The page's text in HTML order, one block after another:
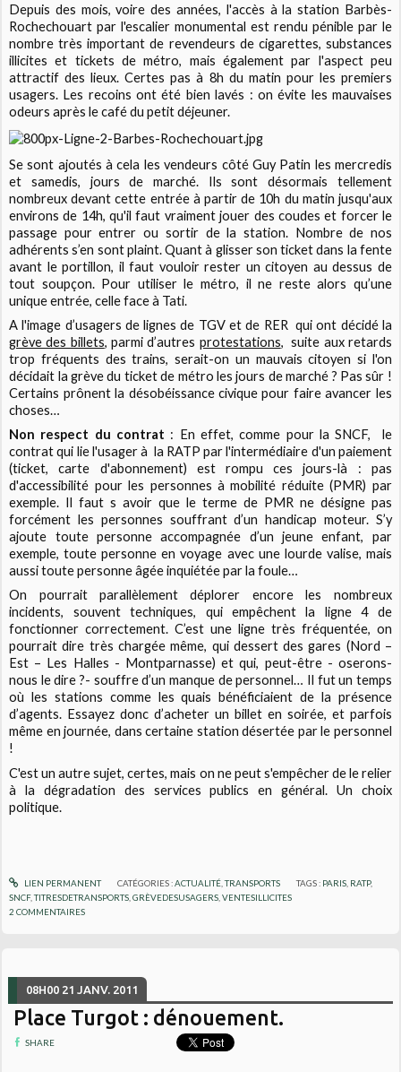
Depuis des mois, voire des années, l'accès à la station Barbès-
Rochechouart par l'escalier monumental est rendu pénible par le
nombre très important de revendeurs de cigarettes, substances
illicites et tickets de métro, mais également par l'aspect peu
attractif des lieux. Certes pas à 8h du matin pour les premiers
usagers. Les recoins ont été bien lavés : on évite les mauvaises
odeurs après le café du petit déjeuner.
Se sont ajoutés à cela les vendeurs côté Guy Patin les mercredis
et samedis, jours de marché. Ils sont désormais tellement
nombreux devant cette entrée à partir de 10h du matin jusqu'aux
environs de 14h, qu'il faut vraiment jouer des coudes et forcer le
passage pour entrer ou sortir de la station. Nombre de nos
adhérents s’en sont plaint. Quant à glisser son ticket dans la fente
avant le portillon, il faut vouloir rester un citoyen au dessus de
tout soupçon. Pour utiliser le métro, il ne reste alors qu’une
unique entrée, celle face à Tati.
A l'image d’usagers de lignes de TGV et de RER qui ont décidé la
grève des billets, parmi d’autres protestations, suite aux retards
trop fréquents des trains, serait-on un mauvais citoyen si l'on
décidait la grève du ticket de métro les jours de marché ? Pas sûr !
Certains prônent la désobéissance civique pour faire avancer les
choses…
Non respect du contrat : En effet, comme pour la SNCF,
le
contrat qui lie l'usager à la RATP par l'intermédiaire d'un paiement
(ticket, carte d'abonnement) est rompu ces jours-là : pas
d'accessibilité pour les personnes à mobilité réduite (PMR) par
exemple. Il faut s avoir que le terme de PMR ne désigne pas
forcément les personnes souffrant d’un handicap moteur. S’y
ajoute toute personne accompagnée d’un jeune enfant, par
exemple, toute personne en voyage avec une lourde valise, mais
aussi toute personne âgée inquiétée par la foule…
On pourrait parallèlement déplorer encore les nombreux
incidents, souvent techniques, qui empêchent la ligne 4 de
fonctionner correctement. C’est une ligne très fréquentée, on
pourrait dire très chargée même, qui dessert des gares (Nord –
Est – Les Halles - Montparnasse) et qui, peut-être - oserons-
nous le dire ?- souffre d’un manque de personnel… Il fut un temps
où les stations comme les quais bénéficiaient de la présence
d’agents. Essayez donc d’acheter un billet en soirée, et parfois
même en journée, dans certaine station désertée par le personnel
!
C'est un autre sujet, certes, mais on ne peut s'empêcher de le relier
à la dégradation des services publics en général. Un choix
politique.
LIEN PERMANENT CATÉGORIES :ACTUALITÉ,TRANSPORTS TAGS : PARIS RATP,
SNCF,TITRESDETRANSPORTS ,GRÈVEDESUSAGERS ,VENTESILLICITES
2 COMMENTAIRES
08H00 21 JANV. 2011
Place Turgot : dénouement.
SHARE